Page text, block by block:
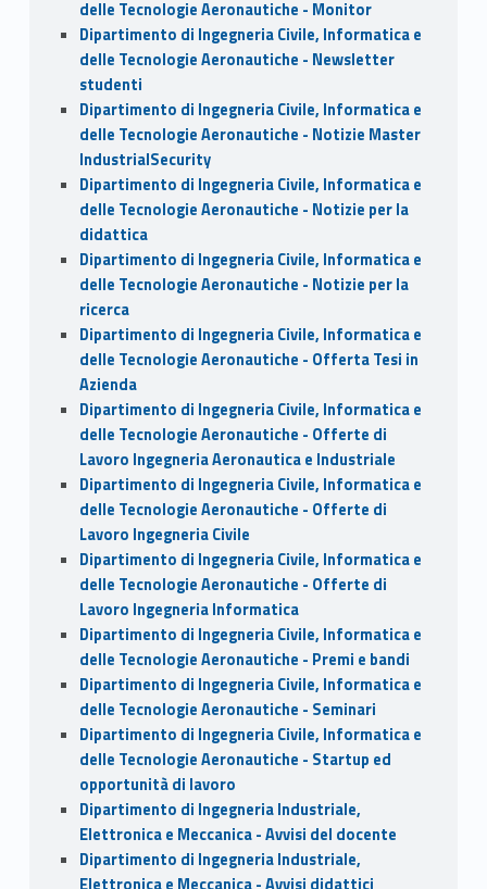
delle Tecnologie Aeronautiche - Monitor
Dipartimento di Ingegneria Civile, Informatica e
delle Tecnologie Aeronautiche - Newsletter
studenti
Dipartimento di Ingegneria Civile, Informatica e
delle Tecnologie Aeronautiche - Notizie Master
IndustrialSecurity
Dipartimento di Ingegneria Civile, Informatica e
delle Tecnologie Aeronautiche - Notizie per la
didattica
Dipartimento di Ingegneria Civile, Informatica e
delle Tecnologie Aeronautiche - Notizie per la
ricerca
Dipartimento di Ingegneria Civile, Informatica e
delle Tecnologie Aeronautiche - Offerta Tesi in
Azienda
Dipartimento di Ingegneria Civile, Informatica e
delle Tecnologie Aeronautiche - Offerte di
Lavoro Ingegneria Aeronautica e Industriale
Dipartimento di Ingegneria Civile, Informatica e
delle Tecnologie Aeronautiche - Offerte di
Lavoro Ingegneria Civile
Dipartimento di Ingegneria Civile, Informatica e
delle Tecnologie Aeronautiche - Offerte di
Lavoro Ingegneria Informatica
Dipartimento di Ingegneria Civile, Informatica e
delle Tecnologie Aeronautiche - Premi e bandi
Dipartimento di Ingegneria Civile, Informatica e
delle Tecnologie Aeronautiche - Seminari
Dipartimento di Ingegneria Civile, Informatica e
delle Tecnologie Aeronautiche - Startup ed
opportunità di lavoro
Dipartimento di Ingegneria Industriale,
Elettronica e Meccanica - Avvisi del docente
Dipartimento di Ingegneria Industriale,